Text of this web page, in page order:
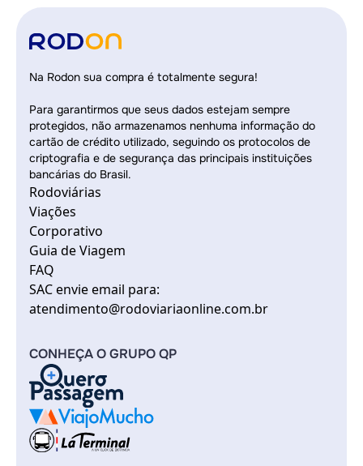
Na Rodon sua compra é totalmente segura!
Para garantirmos que seus dados estejam sempre
protegidos, não armazenamos nenhuma informação do
cartão de crédito utilizado, seguindo os protocolos de
criptografia e de segurança das principais instituições
bancárias do Brasil.
Rodoviárias
Viações
Corporativo
Guia de Viagem
FAQ
SAC envie email para:
atendimento@rodoviariaonline.com.br
CONHEÇA O GRUPO QP